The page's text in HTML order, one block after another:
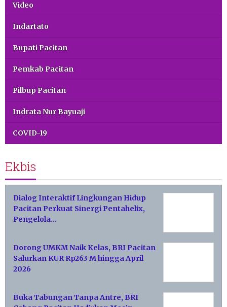
Video
Indartato
Bupati Pacitan
Pemkab Pacitan
Pilbup Pacitan
Indrata Nur Bayuaji
COVID-19
Ekbis
Dialog Interaktif Lingkungan Hidup
Pacitan Perkuat Sinergi Pentahelix,
Pengelola…
Dorong UMKM Naik Kelas, BRI Pacitan
Salurkan KUR Rp263 M hingga April
2026
Buka Tabungan Tanpa Antre, BRI